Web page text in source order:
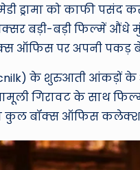
ड्रामा को काफी पसंद
बड़ी-बड़ी फिल्में औंधे
ऑफिस पर अपनी पकड़
के शुरुआती आंकड़ों के
गिरावट के साथ
कुल बॉक्स ऑफिस